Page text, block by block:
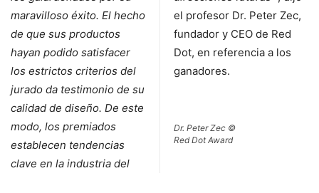
maravilloso éxito. El hecho
de que sus productos
hayan podido satisfacer
los estrictos criterios del
jurado da testimonio de su
calidad de diseño. De este
modo, los premiados
establecen tendencias
clave en la industria del
el profesor Dr. Peter Zec,
fundador y CEO de Red
Dot, en referencia a los
ganadores.
Dr. Peter Zec ©
Red Dot Award